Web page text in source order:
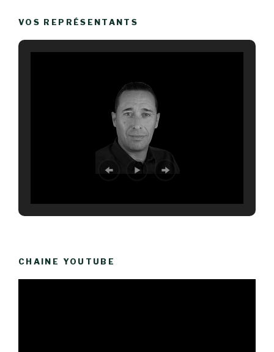
VOS REPRÉSENTANTS
CHAINE YOUTUBE